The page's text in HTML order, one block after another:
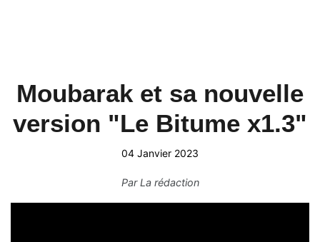
Moubarak et sa nouvelle
version "Le Bitume x1.3"
04 Janvier 2023
ParLa rédaction